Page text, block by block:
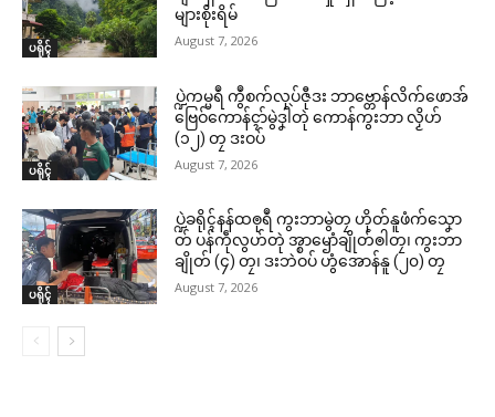
ပရိုၚ်
များစိုးရိမ်
August 7, 2026
ပရိုၚ်
ပ္ဍဲကမ္မရဳ ကွဳစက်လုပ်ဇီုဒး ဘာဗ္တောန်လိက်ဖောအ်
ဗြေဝ်ကောန်ၚာ်မွဲဒၞါဲတုဲ ကောန်ကွးဘာ လၟိဟ်
(၁၂) တၠ ဒးဝပ်
August 7, 2026
ပရိုၚ်
ပ္ဍဲခရိုၚ်နန်ထၜုရဳ ကွးဘာမွဲတၠ ဟိုတ်နူဖံက်သၞော
တ် ပန်ကဵုလွဟ်တုဲ အ္စာၝောံချိုတ်ၜါတၠ၊ ကွးဘာ
ချိုတ် (၄) တၠ၊ ဒးဘဲဝပ် ဟွံအောန်နူ (၂၀) တၠ
August 7, 2026